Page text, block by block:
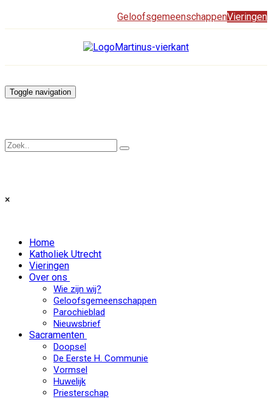
GeloofsgemeenschappenVieringen
Toggle navigation
×
Home
Katholiek Utrecht
Vieringen
Over ons
Wie zijn wij?
Geloofsgemeenschappen
Parochieblad
Nieuwsbrief
Sacramenten
Doopsel
De Eerste H. Communie
Vormsel
Huwelijk
Priesterschap